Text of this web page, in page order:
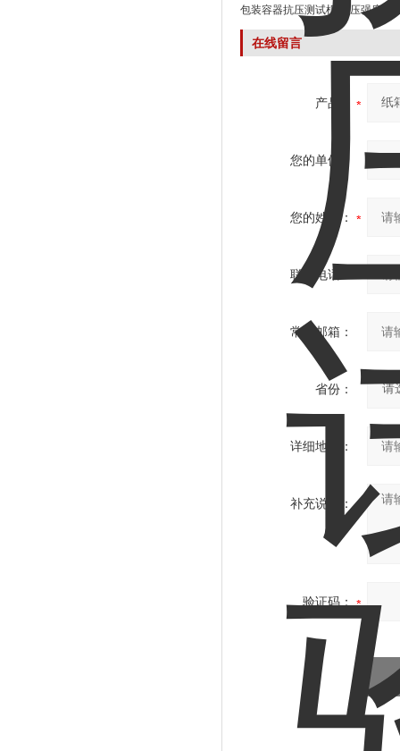
包装容器抗压测试机 抗压强度试
在线留言
产品：
您的单位：
您的姓名：
联系电话：
常用邮箱：
省份：
详细地址：
补充说明：
验证码：